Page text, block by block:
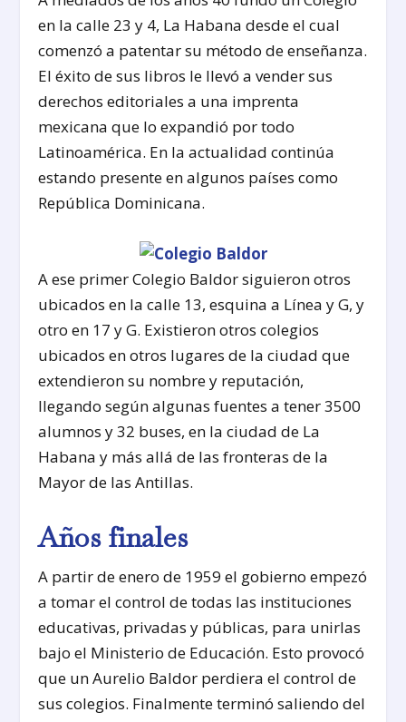
en la calle 23 y 4, La Habana desde el cual
comenzó a patentar su método de enseñanza.
El éxito de sus libros le llevó a vender sus
derechos editoriales a una imprenta
mexicana que lo expandió por todo
Latinoamérica. En la actualidad continúa
estando presente en algunos países como
República Dominicana.
A ese primer Colegio Baldor siguieron otros
ubicados en la calle 13, esquina a Línea y G, y
otro en 17 y G. Existieron otros colegios
ubicados en otros lugares de la ciudad que
extendieron su nombre y reputación,
llegando según algunas fuentes a tener 3500
alumnos y 32 buses, en la ciudad de La
Habana y más allá de las fronteras de la
Mayor de las Antillas.
Años finales
A partir de enero de 1959 el gobierno empezó
a tomar el control de todas las instituciones
educativas, privadas y públicas, para unirlas
bajo el Ministerio de Educación. Esto provocó
que un Aurelio Baldor perdiera el control de
sus colegios. Finalmente terminó saliendo del